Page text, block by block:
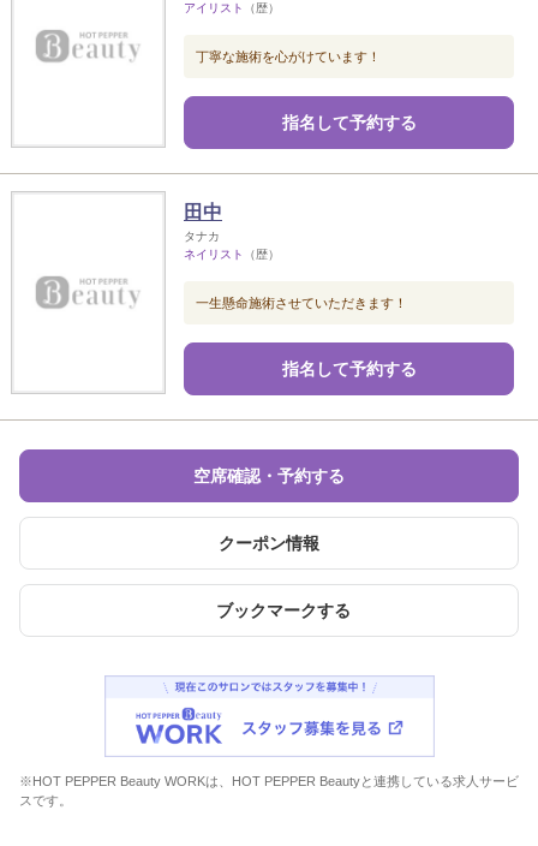
アイリスト
（歴）
丁寧な施術を心がけています！
指名して予約する
田中
タナカ
ネイリスト
（歴）
一生懸命施術させていただきます！
指名して予約する
空席確認・予約する
クーポン情報
ブックマークする
※HOT PEPPER Beauty WORKは、HOT PEPPER Beautyと連携している求人サービ
スです。